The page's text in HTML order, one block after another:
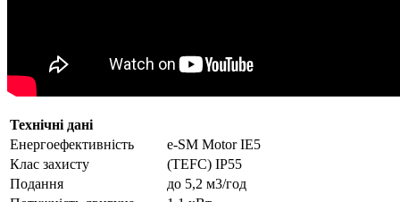
Технічні дані
Енергоефективність
e-SM Motor IE5
Клас захисту
(TEFC) IP55
Подання
до 5,2 м3/год